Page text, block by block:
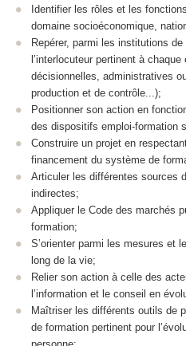
Identifier les rôles et les
domaine socioéconomique,
Repérer, parmi les institutions de
l’interlocuteur pertinent à
décisionnelles, administratives
production et de contrôle...);
Positionner son action en
des dispositifs emploi-formation
Construire un projet en
financement du système de
Articuler les différentes sources
indirectes;
Appliquer le Code des marchés
formation;
S’orienter parmi les mesures et
long de la vie;
Relier son action à celle des
l’information et le conseil en
Maîtriser les différents outils de
de formation pertinent pour